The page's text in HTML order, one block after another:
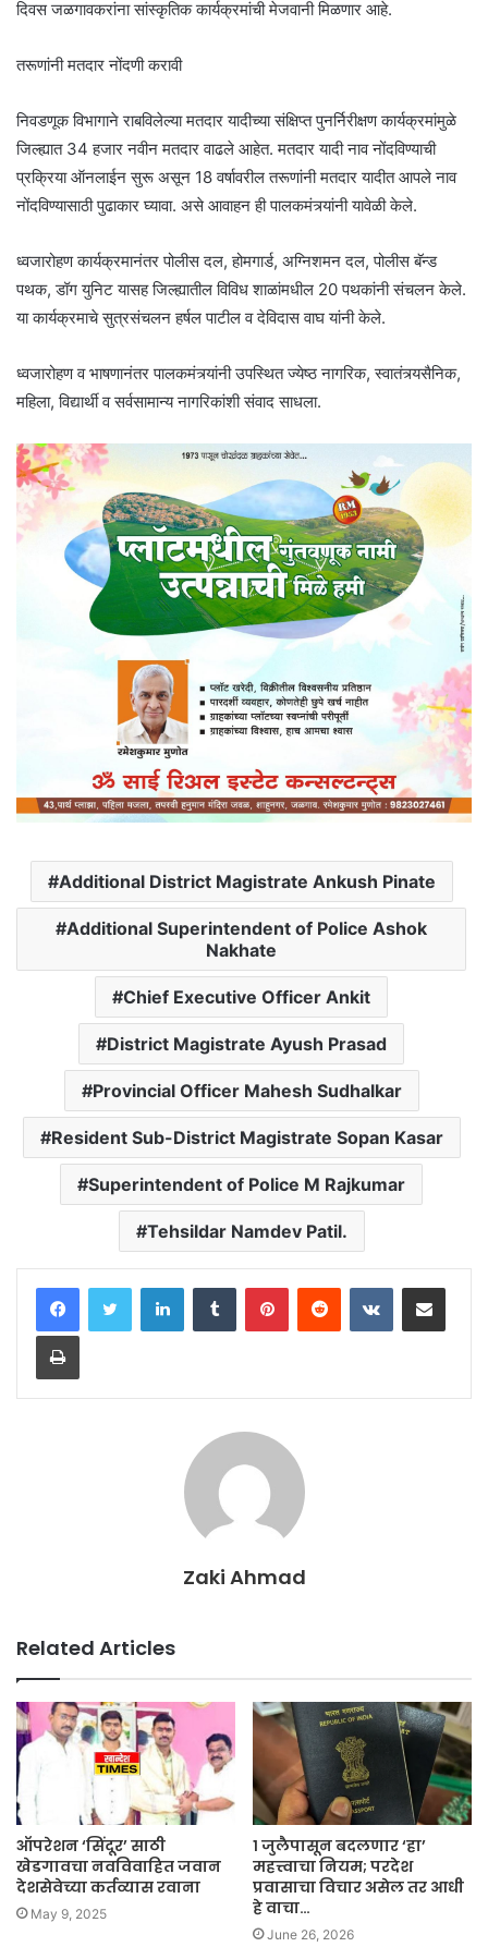
दिवस जळगावकरांना सांस्कृतिक कार्यक्रमांची मेजवानी मिळणार आहे.
तरूणांनी मतदार नोंदणी करावी
निवडणूक विभागाने राबविलेल्या मतदार यादीच्या संक्ष‍िप्त पुनर्निरीक्षण कार्यक्रमांमुळे
जिल्ह्यात 34 हजार नवीन मतदार वाढले आहेत. मतदार यादी नाव नोंदविण्याची
प्रक्रिया ऑनलाईन सुरू असून 18 वर्षावरील तरूणांनी मतदार यादीत आपले नाव
नोंदविण्यासाठी पुढाकार घ्यावा. असे आवाहन ही पालकमंत्र्यांनी यावेळी केले.
ध्वजारोहण कार्यक्रमानंतर पोलीस दल, होमगार्ड, अग्निशमन दल, पोलीस बॅन्ड
पथक, डॉग युनिट यासह ज‍िल्ह्यातील व‍िव‍िध शाळांमधील 20 पथकांनी संचलन केले.
या कार्यक्रमाचे सुत्रसंचलन हर्षल पाटील व देव‍िदास वाघ यांनी केले.
ध्वजारोहण व भाषणानंतर पालकमंत्र्यांनी उपस्थ‍ित ज्येष्ठ नागर‍िक, स्वातंत्र्यसैन‍िक,
मह‍िला, व‍िद्यार्थी व सर्वसामान्य नागर‍िकांशी संवाद साधला.
Additional District Magistrate Ankush Pinate
Additional Superintendent of Police Ashok
Nakhate
Chief Executive Officer Ankit
District Magistrate Ayush Prasad
Provincial Officer Mahesh Sudhalkar
Resident Sub-District Magistrate Sopan Kasar
Superintendent of Police M Rajkumar
Tehsildar Namdev Patil.
LinkedInTumblr PinterestReddit VKontakteShare via Email
Print
Zaki Ahmad
Related Articles
ऑपरेशन ‘सिंदूर’ साठी
खेडगावचा नवविवाहित जवान
देशसेवेच्या कर्तव्यास रवाना
May 9, 2025
१ जुलैपासून बदलणार ‘हा’
महत्त्वाचा नियम; परदेश
प्रवासाचा विचार असेल तर आधी
हे वाचा…
June 26, 2026